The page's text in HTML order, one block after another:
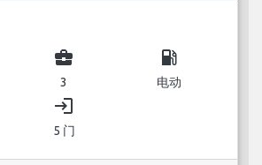
business_center
3
local_gas_station
电动
login
5 门